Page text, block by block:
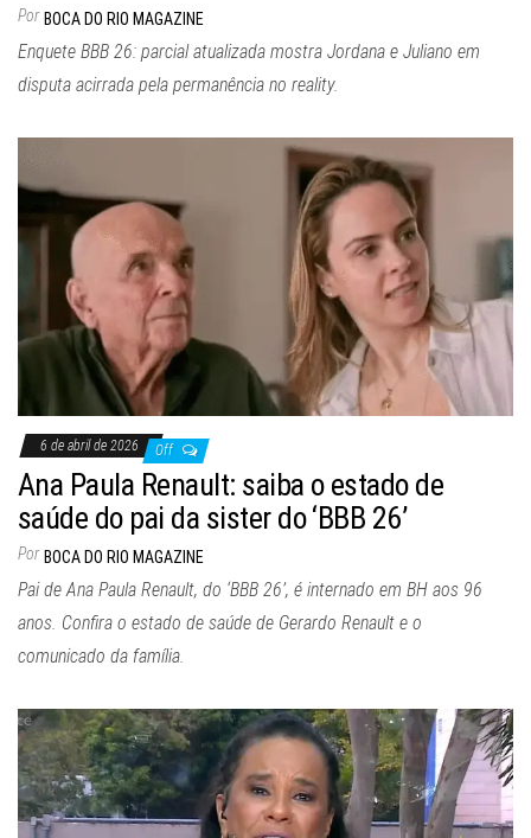
Por BOCA DO RIO MAGAZINE
Enquete BBB 26: parcial atualizada mostra Jordana e Juliano em
disputa acirrada pela permanência no reality.
6 de abril de 2026 Off
Ana Paula Renault: saiba o estado de
saúde do pai da sister do ‘BBB 26’
Por BOCA DO RIO MAGAZINE
Pai de Ana Paula Renault, do ‘BBB 26’, é internado em BH aos 96
anos. Confira o estado de saúde de Gerardo Renault e o
comunicado da família.